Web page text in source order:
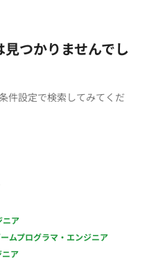
つかりませんでし
件設定で検索してみてくだ
ニア
ムプログラマ・エンジニア
ニア